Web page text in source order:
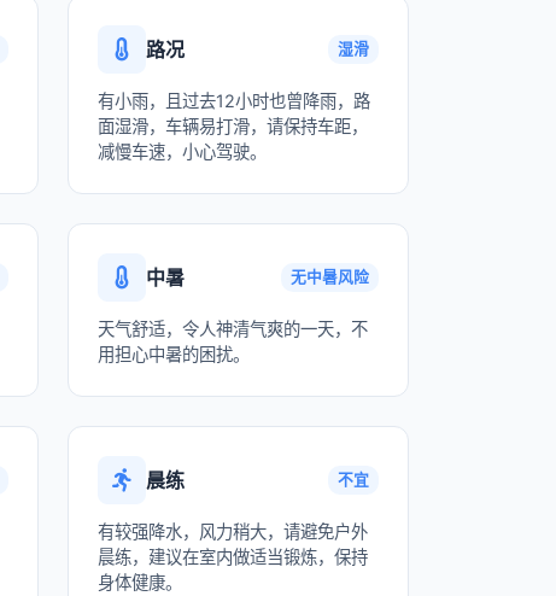
路况 湿滑
有小雨，且过去12小时也曾降雨，路
面湿滑，车辆易打滑，请保持车距，
减慢车速，小心驾驶。
中暑 无中暑风险
天气舒适，令人神清气爽的一天，不
用担心中暑的困扰。
晨练 不宜
有较强降水，风力稍大，请避免户外
晨练，建议在室内做适当锻炼，保持
身体健康。